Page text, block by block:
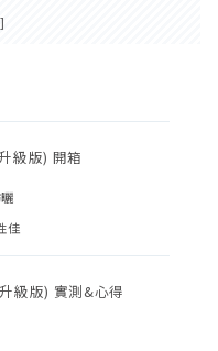
級版) 開箱
佳
級版) 實測&心得